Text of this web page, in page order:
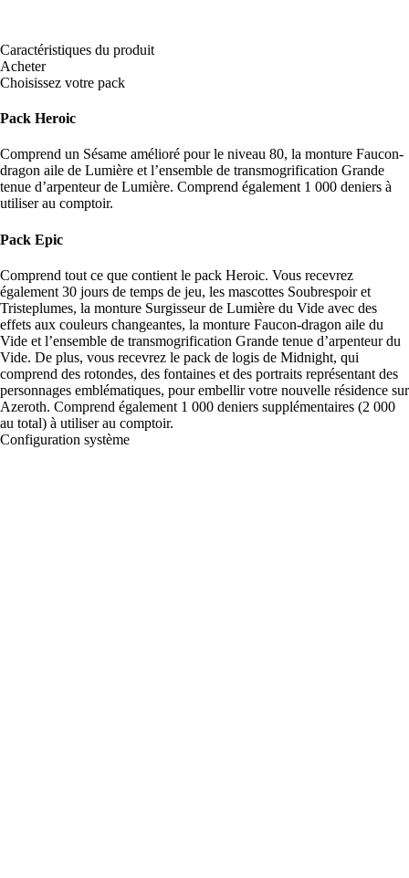
Caractéristiques du produit
Acheter
Choisissez votre pack
Pack Heroic
Comprend un Sésame amélioré pour le niveau 80, la monture Faucon-
dragon aile de Lumière et l’ensemble de transmogrification Grande
tenue d’arpenteur de Lumière. Comprend également 1 000 deniers à
utiliser au comptoir.
Pack Epic
Comprend tout ce que contient le pack Heroic. Vous recevrez
également 30 jours de temps de jeu, les mascottes Soubrespoir et
Tristeplumes, la monture Surgisseur de Lumière du Vide avec des
effets aux couleurs changeantes, la monture Faucon-dragon aile du
Vide et l’ensemble de transmogrification Grande tenue d’arpenteur du
Vide. De plus, vous recevrez le pack de logis de Midnight, qui
comprend des rotondes, des fontaines et des portraits représentant des
personnages emblématiques, pour embellir votre nouvelle résidence sur
Azeroth. Comprend également 1 000 deniers supplémentaires (2 000
au total) à utiliser au comptoir.
Configuration système